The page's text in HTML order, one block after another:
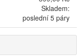
Skladem:
poslední 5 páry